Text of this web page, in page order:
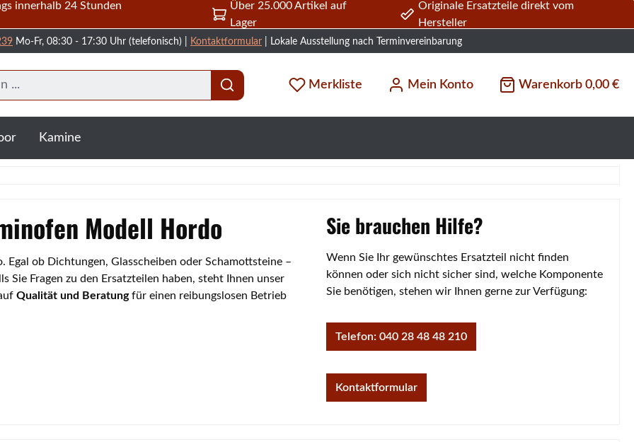
innerhalb 24 Stunden
Über 25.000 Artikel auf
Lager
Originale Ersatzteile direkt vom
Hersteller
Mo-Fr, 08:30 - 17:30 Uhr (telefonisch) | Kontaktformular | Lokale Ausstellung nach Terminvereinbarung
Merkliste Mein Konto Warenkorb 0,00 €
Kamine
Modell Hordo
ob Dichtungen, Glasscheiben oder Schamottsteine –
Sie Fragen zu den Ersatzteilen haben, steht Ihnen unser
Qualität und Beratungfür einen reibungslosen Betrieb
Sie brauchen Hilfe?
Wenn Sie Ihr gewünschtes Ersatzteil nicht finden
können oder sich nicht sicher sind, welche Komponente
Sie benötigen, stehen wir Ihnen gerne zur Verfügung:
Telefon: 040 28 48 48 210
Kontaktformular